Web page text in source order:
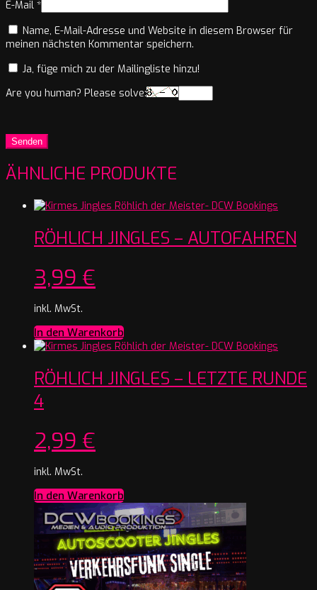
E-Mail *
Name, E-Mail-Adresse und Website in diesem Browser für
meinen nächsten Kommentar speichern.
Ja, füge mich zu der Mailingliste hinzu!
Are you human? Please solve:
ÄHNLICHE PRODUKTE
RÖHLICH JINGLES – AUTOFAHREN
3,99 €
inkl. MwSt.
In den Warenkorb
RÖHLICH JINGLES – LETZTE RUNDE
4
2,99 €
inkl. MwSt.
In den Warenkorb